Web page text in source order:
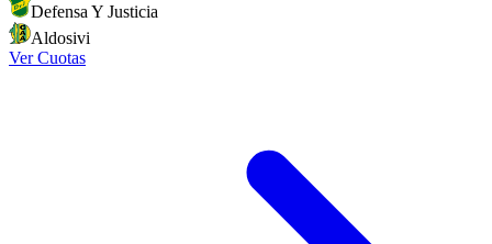
Defensa Y Justicia
Aldosivi
Ver Cuotas